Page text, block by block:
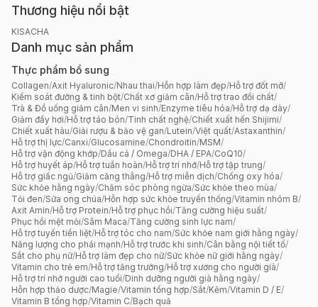
Thương hiệu nổi bật
KISACHA
Danh mục sản phẩm
Thực phẩm bổ sung
Collagen/Axit Hyaluronic/Nhau thai/Hỗn hợp làm đẹp/Hỗ trợ đốt mỡ/
Kiểm soát đường & tinh bột/Chất xơ giảm cân/Hỗ trợ trao đổi chất/
Trà & Đồ uống giảm cân/Men vi sinh/Enzyme tiêu hóa/Hỗ trợ dạ dày/
Giảm đầy hơi/Hỗ trợ táo bón/Tinh chất nghệ/Chiết xuất hến Shijimi/
Chiết xuất hàu/Giải rượu & bảo vệ gan/Lutein/Việt quất/Astaxanthin/
Hỗ trợ thị lực/Canxi/Glucosamine/Chondroitin/MSM/
Hỗ trợ vận động khớp/Dầu cá / Omega/DHA / EPA/CoQ10/
Hỗ trợ huyết áp/Hỗ trợ tuần hoàn/Hỗ trợ trí nhớ/Hỗ trợ tập trung/
Hỗ trợ giấc ngủ/Giảm căng thẳng/Hỗ trợ miễn dịch/Chống oxy hóa/
Sức khỏe hằng ngày/Chăm sóc phòng ngừa/Sức khỏe theo mùa/
Tỏi đen/Sữa ong chúa/Hỗn hợp sức khỏe truyền thống/Vitamin nhóm B/
Axit Amin/Hỗ trợ Protein/Hỗ trợ phục hồi/Tăng cường hiệu suất/
Phục hồi mệt mỏi/Sâm Maca/Tăng cường sinh lực nam/
Hỗ trợ tuyến tiền liệt/Hỗ trợ tóc cho nam/Sức khỏe nam giới hằng ngày/
Năng lượng cho phái mạnh/Hỗ trợ trước khi sinh/Cân bằng nội tiết tố/
Sắt cho phụ nữ/Hỗ trợ làm đẹp cho nữ/Sức khỏe nữ giới hằng ngày/
Vitamin cho trẻ em/Hỗ trợ tăng trưởng/Hỗ trợ xương cho người già/
Hỗ trợ trí nhớ người cao tuổi/Dinh dưỡng người già hằng ngày/
Hỗn hợp thảo dược/Magie/Vitamin tổng hợp/Sắt/Kẽm/Vitamin D / E/
Vitamin B tổng hợp/Vitamin C/Bạch quả